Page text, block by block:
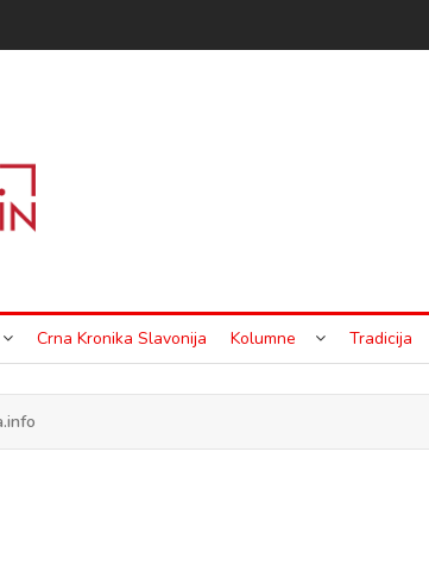
Crna Kronika Slavonija Kolumne Tradicija